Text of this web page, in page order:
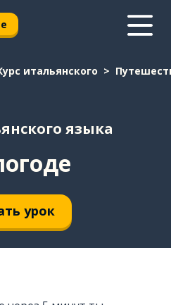
итальянского
языка
урок